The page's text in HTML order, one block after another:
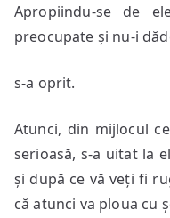
Apropiindu-se de
preocupate și nu-i
s-a oprit.
Atunci, din mijlocul
serioasă, s-a uitat la
și după ce vă veți fi
că atunci va ploua cu